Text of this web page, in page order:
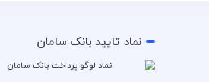
نماد تایید بانک سامان